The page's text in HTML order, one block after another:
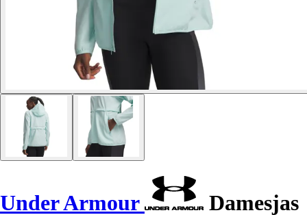
Under Armour
Damesjas